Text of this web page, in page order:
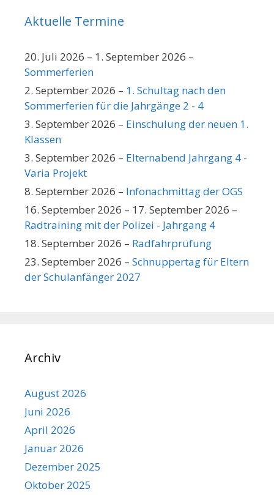
Aktuelle Termine
20. Juli 2026 – 1. September 2026 –
Sommerferien
2. September 2026 – 1. Schultag nach den
Sommerferien für die Jahrgänge 2 - 4
3. September 2026 – Einschulung der neuen 1.
Klassen
3. September 2026 – Elternabend Jahrgang 4 -
Varia Projekt
8. September 2026 – Infonachmittag der OGS
16. September 2026 – 17. September 2026 –
Radtraining mit der Polizei - Jahrgang 4
18. September 2026 – Radfahrprüfung
23. September 2026 – Schnuppertag für Eltern
der Schulanfänger 2027
Archiv
August 2026
Juni 2026
April 2026
Januar 2026
Dezember 2025
Oktober 2025